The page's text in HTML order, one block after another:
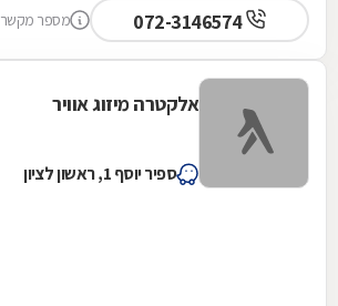
072-3146574 מספר מקשר
אלקטרה מיזוג אוויר
ספיר יוסף 1, ראשון לציון